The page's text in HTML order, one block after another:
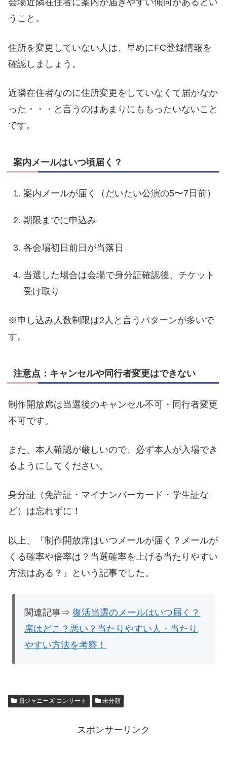
会場近隣在住者に案内が届きやすい傾向があるとい
うこと。
住所を変更していない人は、早めにFC登録情報を
確認しましょう。
近隣在住者なのに住所変更をしていなくて届かなか
った・・・と言うのはあまりにももったいないこと
です。
案内メールはいつ頃届く？
案内メールが届く（だいたい公演の5〜7日前）
期限までに申込み
各会場初日前日が当落日
当選した場合は会場で身分証確認後、チケット
受け取り
※申し込み人数制限は2人と言うパターンが多いで
す。
注意点：キャンセルや同行者変更はできない
制作開放席は当選後のキャンセル不可・同行者変更
不可です。
また、本人確認が厳しいので、必ず本人が入場でき
るようにしてください。
身分証（免許証・マイナンバーカード・学生証な
ど）は忘れずに！
以上、『制作開放席はいつメールが届く？メールが
くる確率や倍率は？当選確率を上げる当たりやすい
方法はある？』という記事でした。
関連記事⇒復活当選のメールはいつ届く？
席はどこ？悪い？当たりやすい人・当たり
やすい方法を考察！
旧ジャニーズ コンサート 未分類
スポンサーリンク